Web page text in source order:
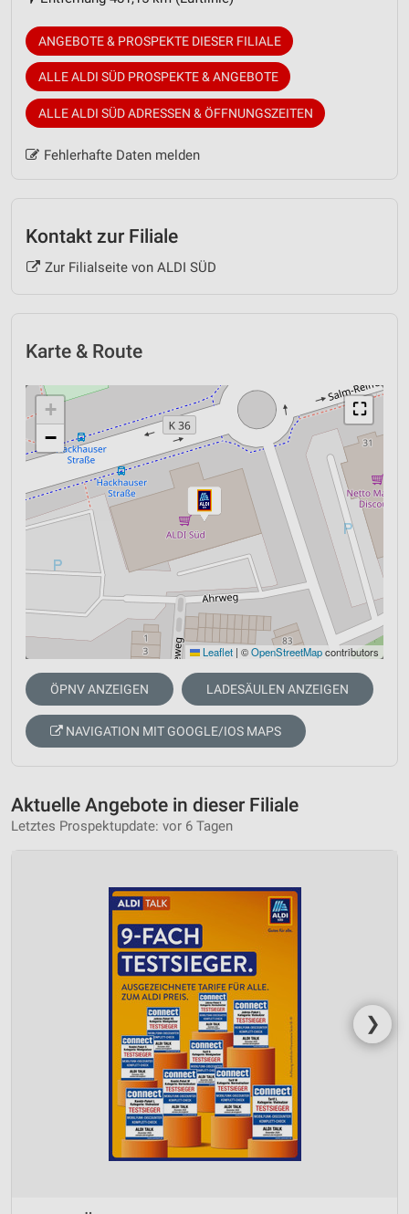
ANGEBOTE & PROSPEKTE DIESER FILIALE
ALLE ALDI SÜD PROSPEKTE & ANGEBOTE
ALLE ALDI SÜD ADRESSEN & ÖFFNUNGSZEITEN
Fehlerhafte Daten melden
Kontakt zur Filiale
Zur Filialseite von ALDI SÜD
Karte & Route
⛶
+
−
Leaflet | ©OpenStreetMapcontributors
ÖPNV ANZEIGEN LADESÄULEN ANZEIGEN
NAVIGATION MIT GOOGLE/IOS MAPS
Aktuelle Angebote in dieser Filiale
Letztes Prospektupdate: vor 6 Tagen
❯